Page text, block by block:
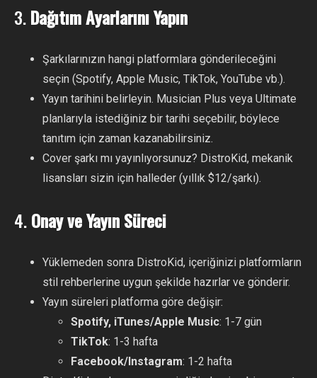
3.Dağıtım Ayarlarını Yapın
Şarkılarınızın hangi platformlara gönderileceğini
seçin (Spotify, Apple Music, TikTok, YouTube vb.).
Yayın tarihini belirleyin. Musician Plus veya Ultimate
planlarıyla istediğiniz bir tarihi seçebilir, böylece
tanıtım için zaman kazanabilirsiniz.
Cover şarkı mı yayınlıyorsunuz? DistroKid, mekanik
lisansları sizin için halleder (yıllık $12/şarkı).
4.Onay ve Yayın Süreci
Yüklemeden sonra DistroKid, içeriğinizi platformların
stil rehberlerine uygun şekilde hazırlar ve gönderir.
Yayın süreleri platforma göre değişir:
Spotify, iTunes/Apple Music: 1-7 gün
TikTok: 1-3 hafta
Facebook/Instagram: 1-2 hafta